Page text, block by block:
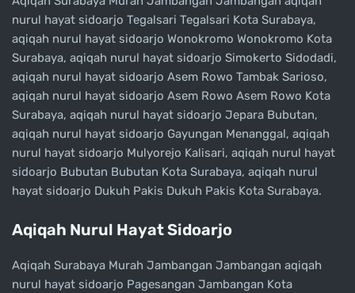
nurul hayat sidoarjo Tegalsari Tegalsari Kota Surabaya,
aqiqah nurul hayat sidoarjo Wonokromo Wonokromo Kota
Surabaya, aqiqah nurul hayat sidoarjo Simokerto Sidodadi,
aqiqah nurul hayat sidoarjo Asem Rowo Tambak Sarioso,
aqiqah nurul hayat sidoarjo Asem Rowo Asem Rowo Kota
Surabaya, aqiqah nurul hayat sidoarjo Jepara Bubutan,
aqiqah nurul hayat sidoarjo Gayungan Menanggal, aqiqah
nurul hayat sidoarjo Mulyorejo Kalisari, aqiqah nurul hayat
sidoarjo Bubutan Bubutan Kota Surabaya, aqiqah nurul
hayat sidoarjo Dukuh Pakis Dukuh Pakis Kota Surabaya.
Aqiqah Nurul Hayat Sidoarjo
Aqiqah Surabaya Murah Jambangan Jambangan aqiqah
nurul hayat sidoarjo Pagesangan Jambangan Kota